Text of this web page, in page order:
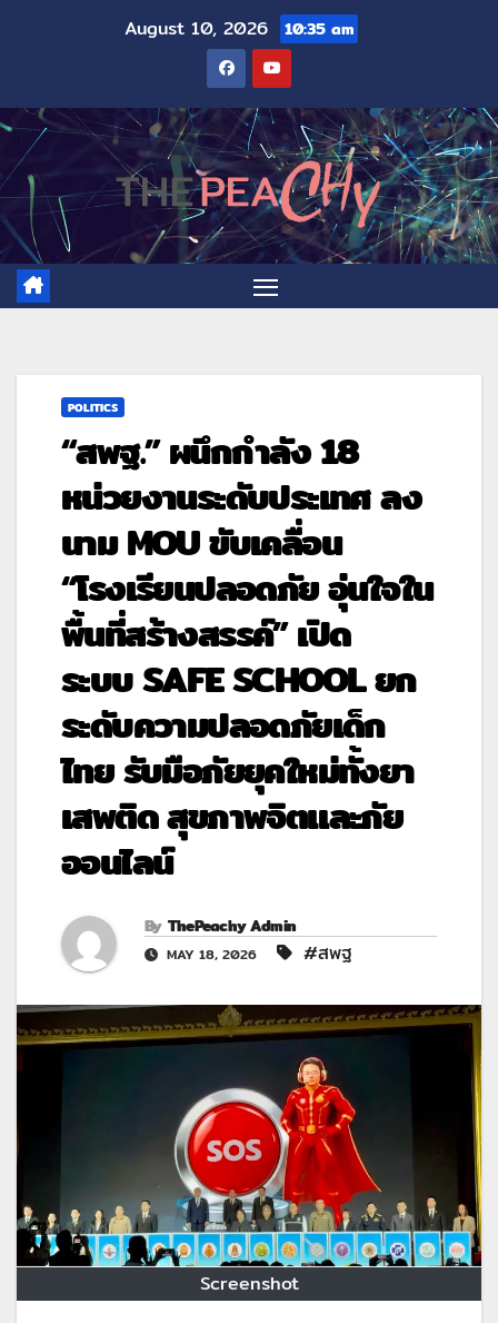
August 10, 2026 10:35 am
POLITICS
“สพฐ.” ผนึกกำลัง 18
หน่วยงานระดับประเทศ ลง
นาม MOU ขับเคลื่อน
“โรงเรียนปลอดภัย อุ่นใจใน
พื้นที่สร้างสรรค์” เปิด
ระบบ SAFE SCHOOL ยก
ระดับความปลอดภัยเด็ก
ไทย รับมือภัยยุคใหม่ทั้งยา
เสพติด สุขภาพจิตและภัย
ออนไลน์
By ThePeachy Admin
MAY 18, 2026 #สพฐ
Screenshot